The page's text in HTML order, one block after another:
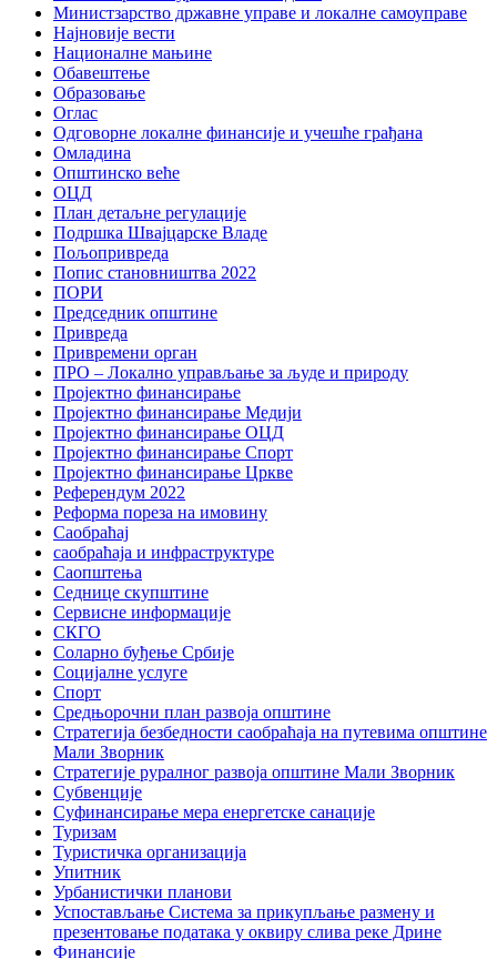
Министзарство државне управе и локалне самоуправе
Најновије вести
Националне мањине
Обавештење
Образовање
Оглас
Одговорне локалне финансије и учешће грађана
Омладина
Општинско веће
ОЦД
План детаљне регулације
Подршка Швајцарске Владе
Пољопривреда
Попис становништва 2022
ПОРИ
Председник општине
Привреда
Привремени орган
ПРО – Локално управљање за људе и природу
Пројектно финансирање
Пројектно финансирање Медији
Пројектно финансирање ОЦД
Пројектно финансирање Спорт
Пројектно финансирање Цркве
Референдум 2022
Реформа пореза на имовину
Саобраћај
саобраћаја и инфраструктуре
Саопштења
Седнице скупштине
Сервисне информације
СКГО
Соларно буђење Србије
Социјалне услуге
Спорт
Средњорочни план развоја општине
Стратегија безбедности саобраћаја на путевима општине
Мали Зворник
Стратегије руралног развоја општине Мали Зворник
Субвенције
Суфинансирање мера енергетске санације
Туризам
Туристичка организација
Упитник
Урбанистички планови
Успостављање Система за прикупљање размену и
презентовање података у оквиру слива реке Дрине
Финансије